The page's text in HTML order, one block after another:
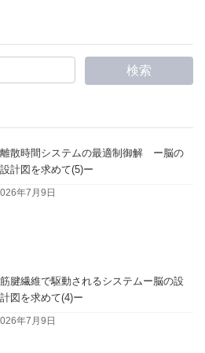
離散時間システムの最適制御解 ー脳の
設計図を求めて(5)ー
年7月9日
筋腱繊維で駆動されるシステムー脳の設
計図を求めて(4)ー
年7月9日